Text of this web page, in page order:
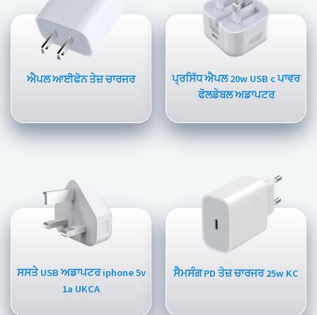
ਐਪਲ ਆਈਫੋਨ ਤੇਜ਼ ਚਾਰਜਰ
ਪ੍ਰਸਿੱਧ ਐਪਲ 20w USB c ਪਾਵਰ
ਫੋਲਡੇਬਲ ਅਡਾਪਟਰ
ਸਸਤੇ USB ਅਡਾਪਟਰ iphone 5v
1a UKCA
ਸੈਮਸੰਗ PD ਤੇਜ਼ ਚਾਰਜਰ 25w KC